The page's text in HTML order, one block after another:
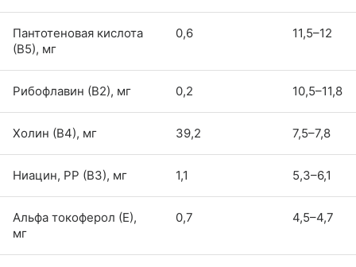
Пантотеновая кислота
(В5), мг
0,6 11,5–12
Рибофлавин (В2), мг 0,2 10,5–11,8
Холин (В4), мг 39,2 7,5–7,8
Ниацин, РР (В3), мг 1,1 5,3–6,1
Альфа токоферол (Е),
мг
0,7 4,5–4,7